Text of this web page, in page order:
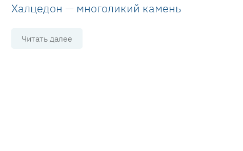
Халцедон — многоликий камень
Читать далее